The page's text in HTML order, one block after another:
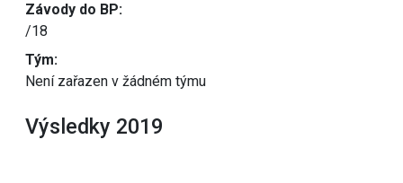
Závody do BP:
/18
Tým:
Není zařazen v žádném týmu
Výsledky 2019